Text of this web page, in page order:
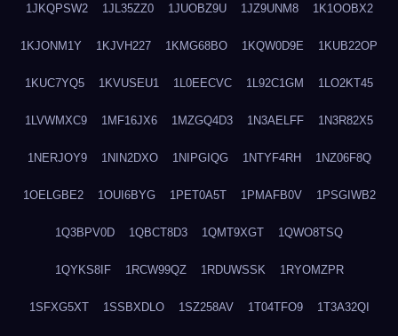
1JKQPSW2 1JL35ZZ0 1JUOBZ9U 1JZ9UNM8 1K1OOBX2
1KJONM1Y 1KJVH227 1KMG68BO 1KQW0D9E 1KUB22OP
1KUC7YQ5 1KVUSEU1 1L0EECVC 1L92C1GM 1LO2KT45
1LVWMXC9 1MF16JX6 1MZGQ4D3 1N3AELFF 1N3R82X5
1NERJOY9 1NIN2DXO 1NIPGIQG 1NTYF4RH 1NZ06F8Q
1OELGBE2 1OUI6BYG 1PET0A5T 1PMAFB0V 1PSGIWB2
1Q3BPV0D 1QBCT8D3 1QMT9XGT 1QWO8TSQ
1QYKS8IF 1RCW99QZ 1RDUWSSK 1RYOMZPR
1SFXG5XT 1SSBXDLO 1SZ258AV 1T04TFO9 1T3A32QI